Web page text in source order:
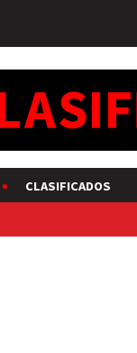
CLASIFICADOS